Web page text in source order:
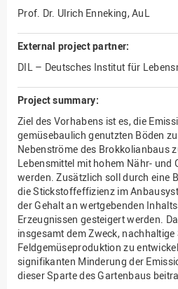
Prof. Dr. Ulrich Enneking, AuL
External project partner:
DIL – Deutsches Institut für
Project summary:
Ziel des Vorhabens ist es, die
gemüsebaulich genutzten Böden
Nebenströme des Brokkolianbaus
Lebensmittel mit hohem Nähr- und
werden. Zusätzlich soll durch eine
die Stickstoffeffizienz im
der Gehalt an wertgebenden
Erzeugnissen gesteigert werden.
insgesamt dem Zweck,
Feldgemüseproduktion zu
signifikanten Minderung der
dieser Sparte des Gartenbaus